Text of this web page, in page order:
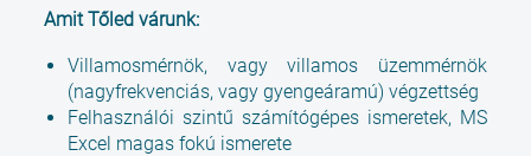
Amit Tőled várunk:
Villamosmérnök, vagy villamos üzemmérnök
(nagyfrekvenciás, vagy gyengeáramú) végzettség
Felhasználói szintű számítógépes ismeretek, MS
Excel magas fokú ismerete